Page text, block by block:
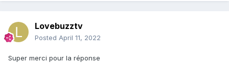
Lovebuzztv
Posted April 11, 2022
Super merci pour la réponse